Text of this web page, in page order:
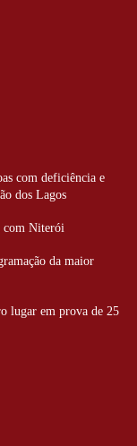
com deficiência e
dos Lagos
com Niterói
da maior
lugar em prova de 25